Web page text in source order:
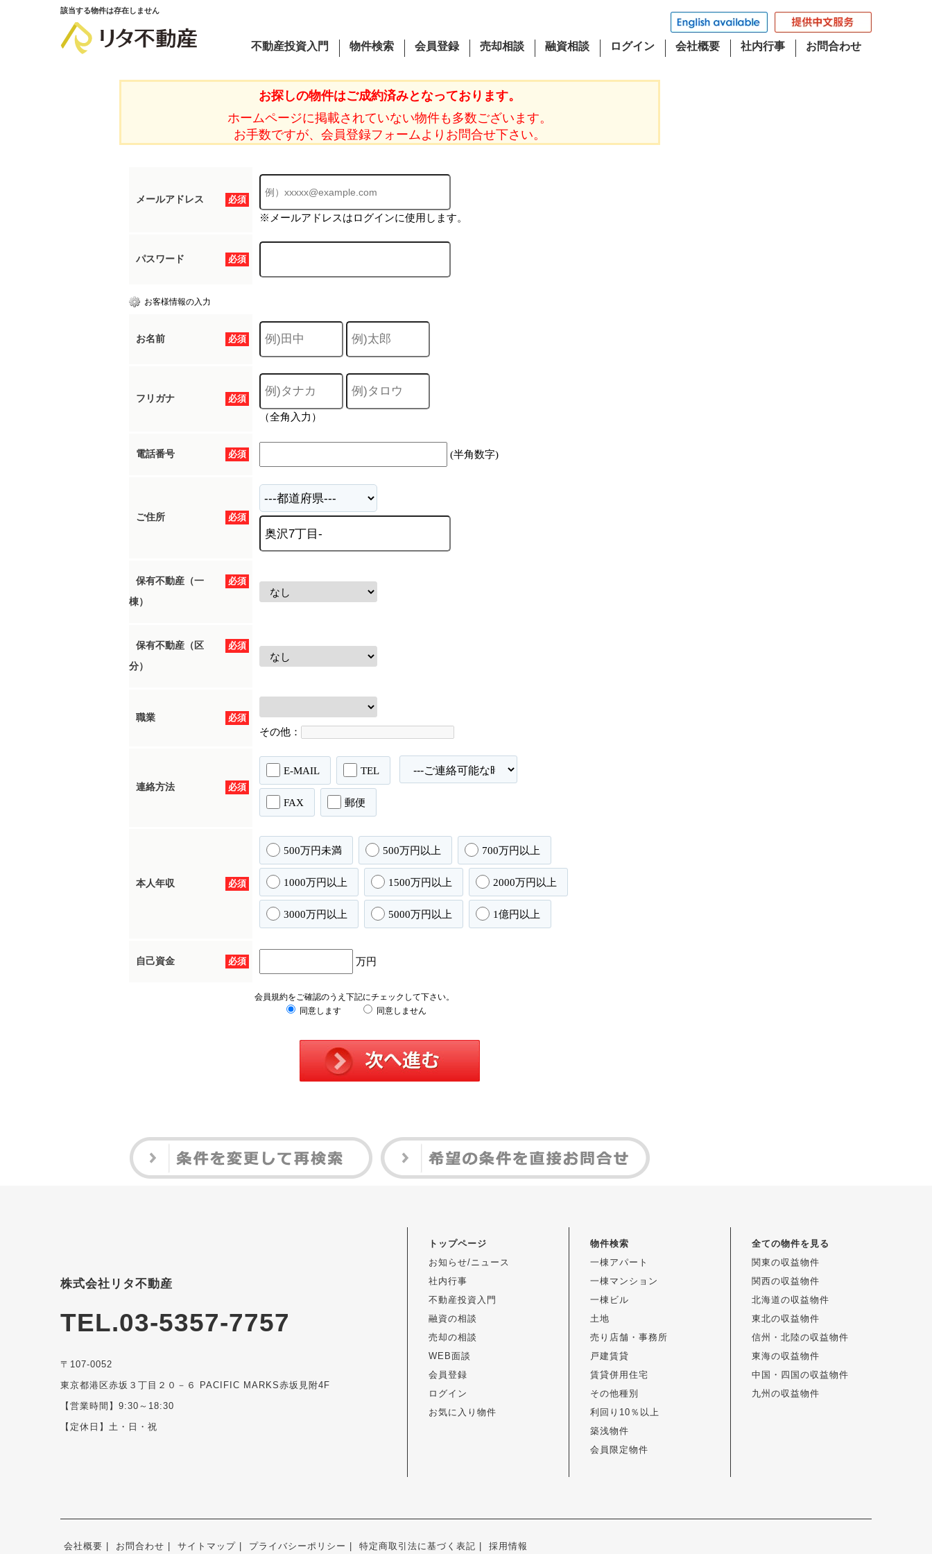
該当する物件は存在しません
不動産投資入門 物件検索 会員登録 売却相談 融資相談 ログイン 会社概要 社内行事 お問合わせ
お探しの物件はご成約済みとなっております。
ホームページに掲載されていない物件も多数ございます。
お手数ですが、会員登録フォームよりお問合せ下さい。
必須
メールアドレス
※メールアドレスはログインに使用します。
必須
パスワード
お客様情報の入力
必須
お名前
必須
フリガナ
（全角入力）
必須
電話番号 (半角数字)
必須
ご住所
必須
保有不動産（一
棟）
必須
保有不動産（区
分）
必須
職業
その他：
必須
連絡方法
E-MAIL TEL
FAX 郵便
必須
本人年収
500万円未満 500万円以上 700万円以上
1000万円以上 1500万円以上 2000万円以上
3000万円以上 5000万円以上 1億円以上
必須
自己資金 万円
会員規約をご確認のうえ下記にチェックして下さい。
同意します
同意しません
株式会社リタ不動産
TEL.03-5357-7757
〒107-0052
東京都港区赤坂３丁目２０－６ PACIFIC MARKS赤坂見附4F
【営業時間】9:30～18:30
【定休日】土・日・祝
トップページ
お知らせ/ニュース
社内行事
不動産投資入門
融資の相談
売却の相談
WEB面談
会員登録
ログイン
お気に入り物件
物件検索
一棟アパート
一棟マンション
一棟ビル
土地
売り店舗・事務所
戸建賃貸
賃貸併用住宅
その他種別
利回り10％以上
築浅物件
会員限定物件
全ての物件を見る
関東の収益物件
関西の収益物件
北海道の収益物件
東北の収益物件
信州・北陸の収益物件
東海の収益物件
中国・四国の収益物件
九州の収益物件
会社概要 お問合わせ サイトマップ プライバシーポリシー 特定商取引法に基づく表記 採用情報